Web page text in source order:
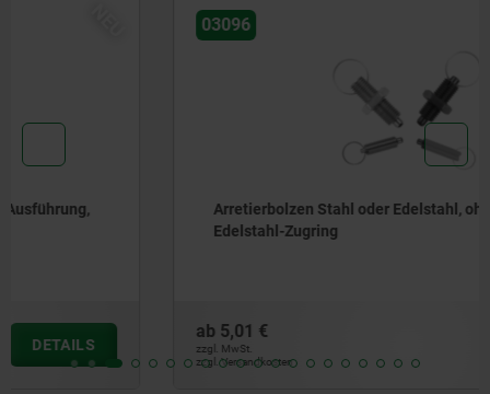
Arretierbolzen Stahl oder Edelstahl, ohne Bund, mit
zzgl. MwSt.
zzgl. Versandkosten